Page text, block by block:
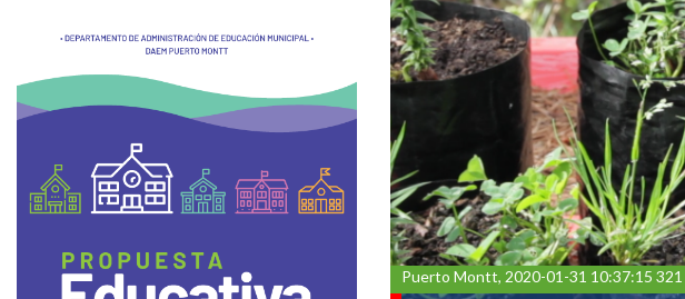
Puerto Montt, 2020-01-31 10:37:15 321